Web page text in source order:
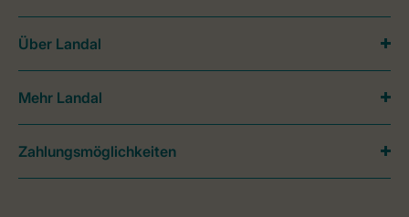
Über Landal
Mehr Landal
Zahlungsmöglichkeiten